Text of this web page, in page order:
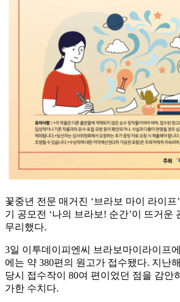
꽃중년 전문 매거진 ‘브라보 마이 라이프
기 공모전 ‘나의 브라보! 순간’이 뜨거운
무리했다.
3일 이투데이피엔씨 브라보마이라이프
에는 약 380편의 원고가 접수됐다. 지난
당시 접수작이 80여 편이었던 점을 감안
가한 수치다.